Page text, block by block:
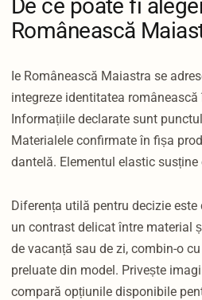
De ce poate fi
Românească
Ie Românească Maiastra se
integreze identitatea
Informațiile declarate sunt
Materialele confirmate în fișa
dantelă. Elementul elastic
Diferența utilă pentru decizie
un contrast delicat între material
de vacanță sau de zi, combin-o
preluate din model. Privește
compară opțiunile disponibile